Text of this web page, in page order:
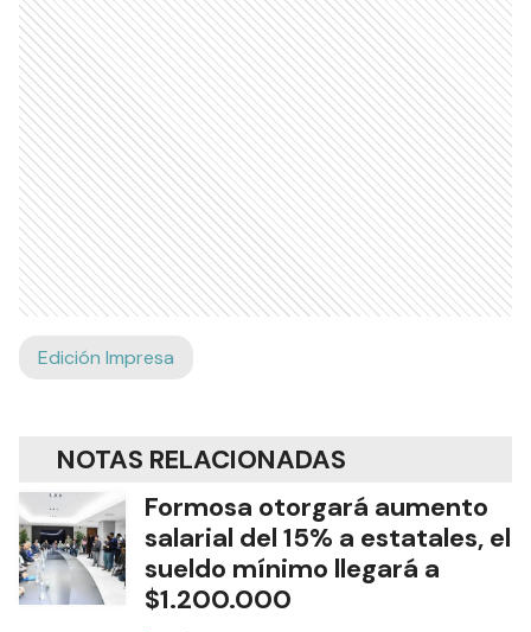
Edición Impresa
NOTAS RELACIONADAS
Formosa otorgará aumento
salarial del 15% a estatales, el
sueldo mínimo llegará a
$1.200.000